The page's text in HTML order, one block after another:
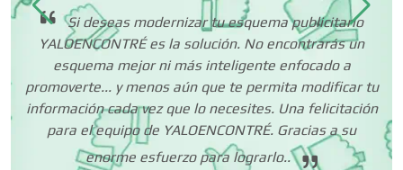
Centros de Nutrición
Centros Turísticos
Cerrajerías
Si deseas modernizar tu esquema publicitario
YALOENCONTRÉ es la solución. No encontrarás un
esquema mejor ni más inteligente enfocado a
promoverte... y menos aún que te permita modificar tu
información cada vez que lo necesites. Una felicitación
para el equipo de YALOENCONTRÉ. Gracias a su
enorme esfuerzo para lograrlo..